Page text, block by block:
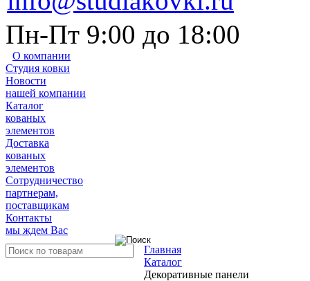
Пн-Пт 9:00 до 18:00
О компании
Студия ковки
Новости
нашей компании
Каталог
кованых
элементов
Доставка
кованых
элементов
Сотрудничество
партнерам,
поставщикам
Контакты
мы ждем Вас
Главная
Каталог
Декоративные панели